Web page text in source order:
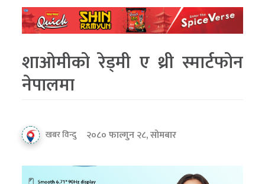
शाओमीको रेड्मी ए थ्री स्मार्टफोन
नेपालमा
खबर विन्दु २०८० फाल्गुन २८, सोमबार